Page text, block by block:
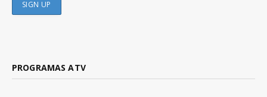
PROGRAMAS ATV